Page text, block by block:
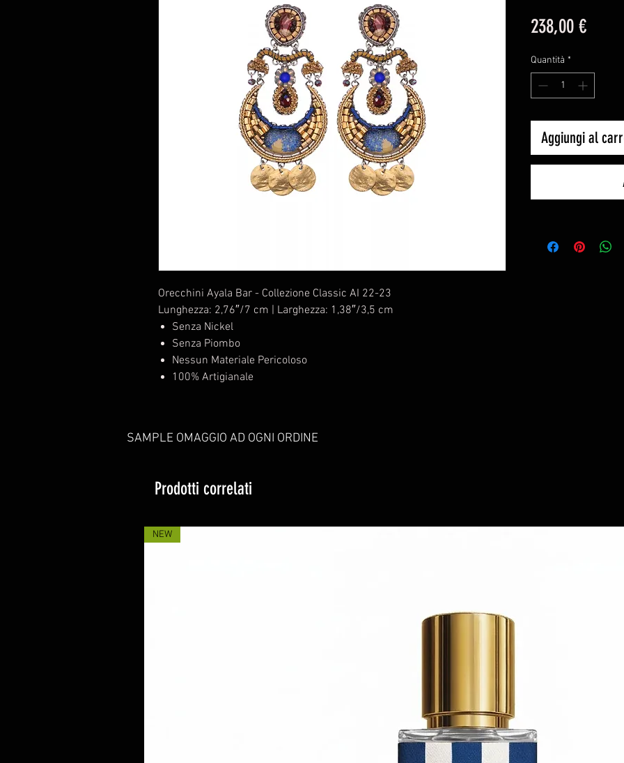
Orecchini Ayala Bar - Collezione Classic AI 22-23
Lunghezza: 2,76″/7 cm | Larghezza: 1,38″/3,5 cm
Senza Nickel
Senza Piombo
Nessun Materiale Pericoloso
100% Artigianale
238,00 €
Quantità *
Aggiungi al
SAMPLE OMAGGIO AD OGNI ORDINE
Prodotti correlati
NEW